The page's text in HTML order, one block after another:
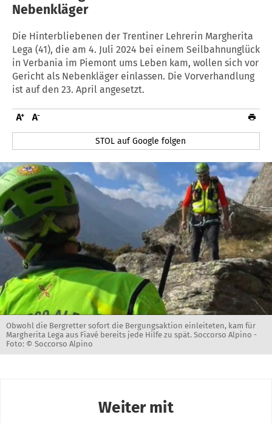
Nebenkläger
Die Hinterbliebenen der Trentiner Lehrerin Margherita
Lega (41), die am 4. Juli 2024 bei einem Seilbahnunglück
in Verbania im Piemont ums Leben kam, wollen sich vor
Gericht als Nebenkläger einlassen. Die Vorverhandlung
ist auf den 23. April angesetzt.
STOL auf Google folgen
Obwohl die Bergretter sofort die Bergungsaktion einleiteten, kam für
Margherita Lega aus Fiavé bereits jede Hilfe zu spät. Soccorso Alpino -
Foto: © Soccorso Alpino